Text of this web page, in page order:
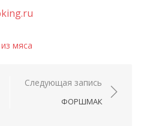
мяса
записям
Следующая запись
ФОРШМАК